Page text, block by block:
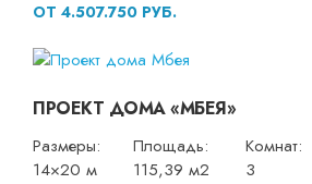
ОТ 4.507.750 РУБ.
ПРОЕКТ ДОМА «МБЕЯ»
Размеры:
14×20 м
Площадь:
115,39 м2
Комнат:
3